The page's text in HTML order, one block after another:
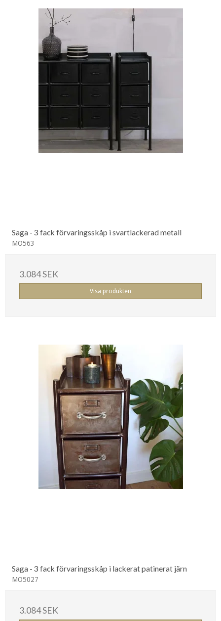
Saga - 3 fack förvaringsskåp i svartlackerad metall
MO563
3.084 SEK
Visa produkten
Saga - 3 fack förvaringsskåp i lackerat patinerat järn
MO5027
3.084 SEK